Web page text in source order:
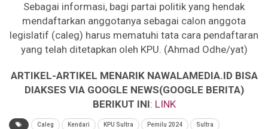
Sebagai informasi, bagi partai politik yang hendak
mendaftarkan anggotanya sebagai calon anggota
legislatif (caleg) harus mematuhi tata cara pendaftaran
yang telah ditetapkan oleh KPU. (Ahmad Odhe/yat)
ARTIKEL-ARTIKEL MENARIK NAWALAMEDIA.ID BISA
DIAKSES VIA GOOGLE NEWS(GOOGLE BERITA)
BERIKUT INI: LINK
Caleg Kendari KPU Sultra Pemilu 2024 Sultra